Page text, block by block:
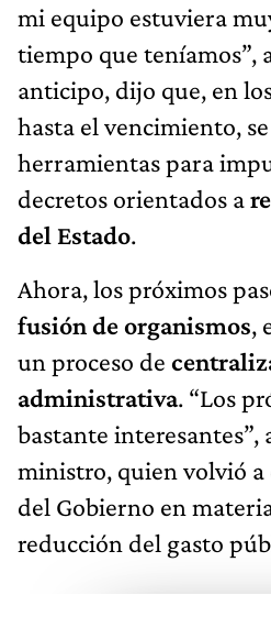
mi equipo estuviera
tiempo que teníamos”,
anticipo, dijo que, en
hasta el vencimiento,
herramientas para
decretos orientados a
del Estado.
Ahora, los próximos
fusión de organismos,
un proceso de
administrativa. “Los
bastante interesantes”,
ministro, quien volvió
del Gobierno en
reducción del gasto